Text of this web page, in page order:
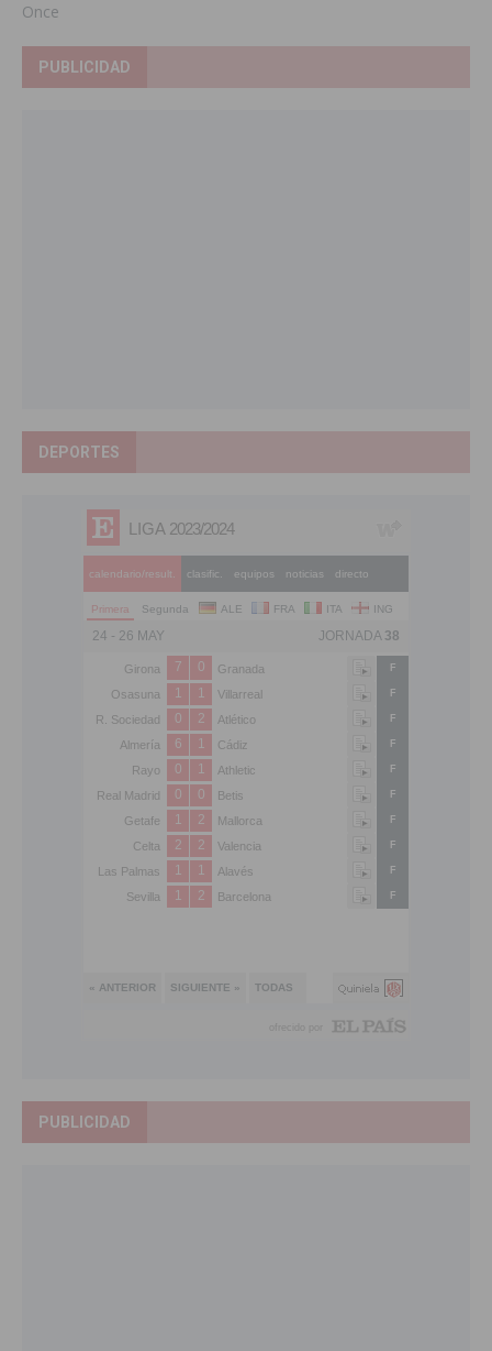
Once
PUBLICIDAD
DEPORTES
PUBLICIDAD